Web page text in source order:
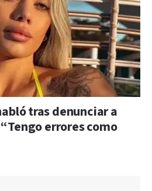
tras denunciar a
errores como